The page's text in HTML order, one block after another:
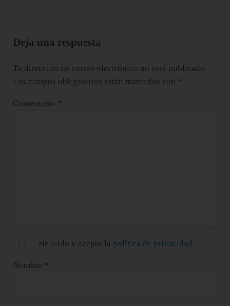
Deja una respuesta
Tu dirección de correo electrónico no será publicada.
Los campos obligatorios están marcados con *
Comentario *
He leido y acepto la política de privacidad
Nombre *